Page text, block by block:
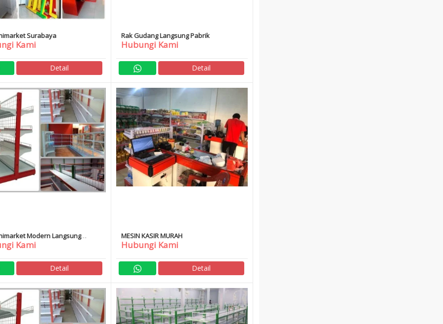
Surabaya
Kami
Detail
Rak Gudang Langsung Pabrik
Hubungi Kami
Detail
Modern Langsung
Kami
Detail
MESIN KASIR MURAH
Hubungi Kami
Detail